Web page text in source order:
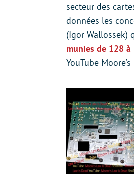
secteur des
données les
(Igor Wallossek)
munies de 128 à
YouTube